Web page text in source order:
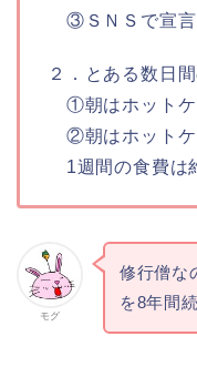
③ＳＮＳで宣言
２．とある数日
①朝はホットケ
②朝はホットケ
1週間の食費は
モグ
修行僧な
を8年間